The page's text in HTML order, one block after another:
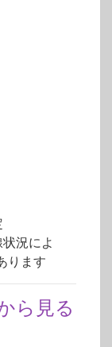
況によ
ります
ら見る